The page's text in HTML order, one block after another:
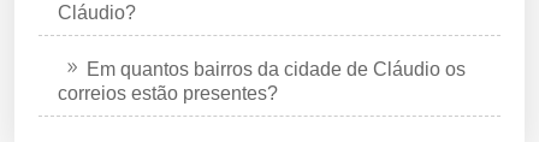
Cláudio?
Em quantos bairros da cidade de Cláudio os
correios estão presentes?